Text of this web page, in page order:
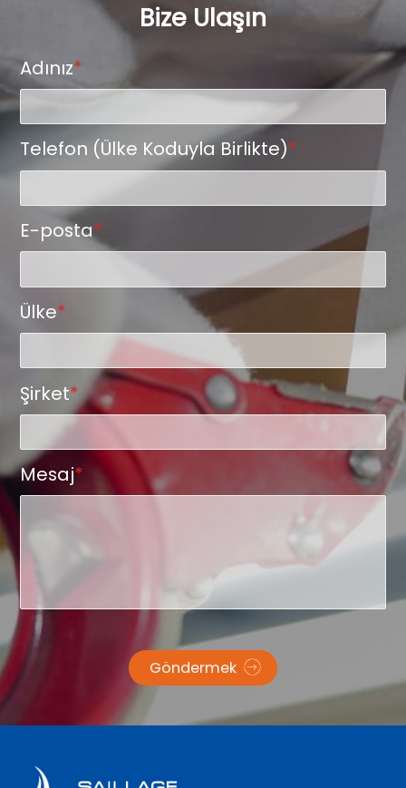
Bize Ulaşın
Adınız*
Telefon (Ülke Koduyla Birlikte)*
E-posta*
Ülke*
Şirket*
Mesaj*
Göndermek